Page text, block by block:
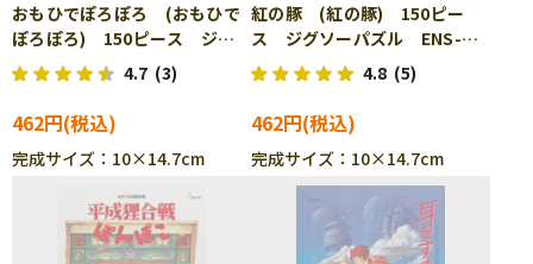
おもひでぽろぽろ (おもひで
ぽろぽろ) 150ピース ジグ
ソーパズル ENS-150-G30
4.7 (3)
462円
完成サイズ：10×14.7cm
紅の豚 (紅の豚) 150ピー
ス ジグソーパズル ENS-
150-G31
4.8 (5)
462円
完成サイズ：10×14.7cm